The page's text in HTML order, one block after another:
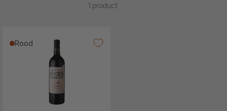
1 product
Rood